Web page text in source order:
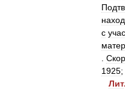
с
1925;
Лит.